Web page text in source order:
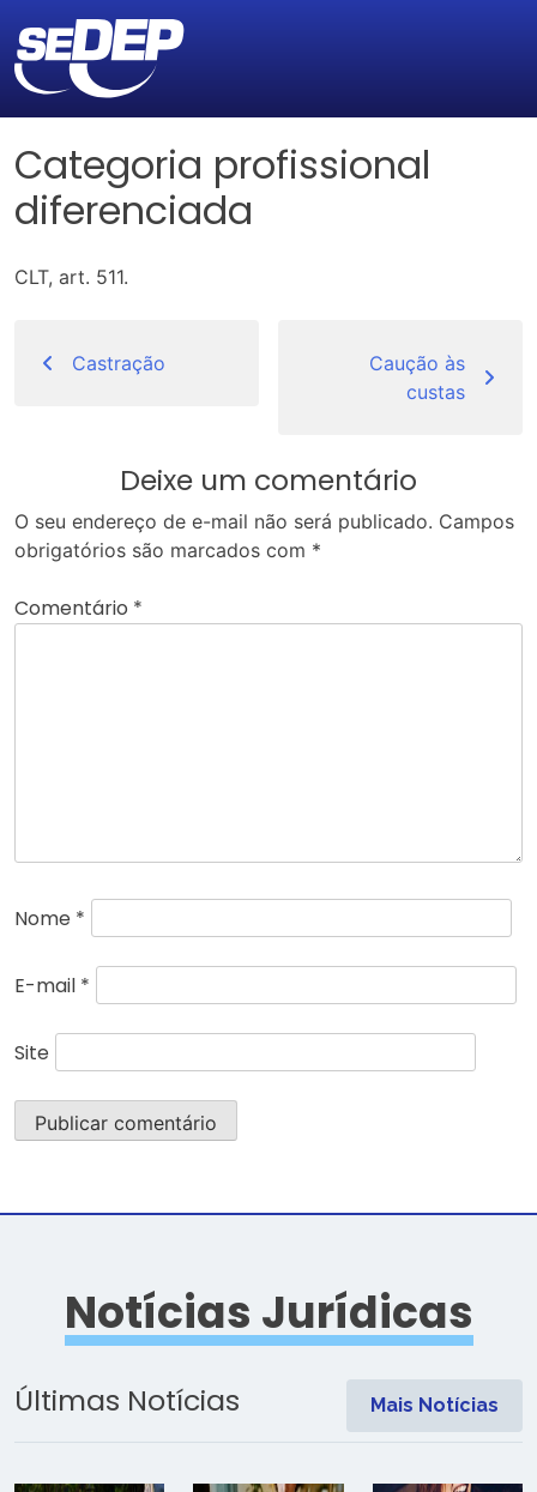
Categoria profissional
diferenciada
CLT, art. 511.
de
Castração
Caução às
custas
Deixe um comentário
O seu endereço de e-mail não será publicado. Campos
obrigatórios são marcados com *
Comentário *
Nome *
E-mail *
Site
Notícias Jurídicas
Últimas Notícias Mais Notícias